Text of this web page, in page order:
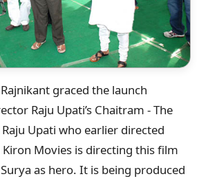
graced the launch
Raju Upati’s Chaitram - The
Upati who earlier directed
Movies is directing this film
as hero. It is being produced